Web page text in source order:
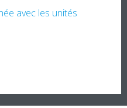
avec les unités